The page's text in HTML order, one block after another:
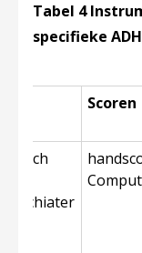
Tabel 4
specifieke
Scoren